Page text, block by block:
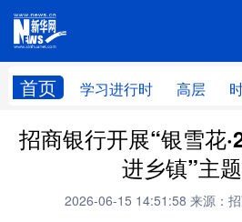
首页 学习进行时 高层
网站地图
学习进行时 高层
财经
招商银行开展“银雪花
进乡镇”主
2026-06-15 14:51:58 来源：